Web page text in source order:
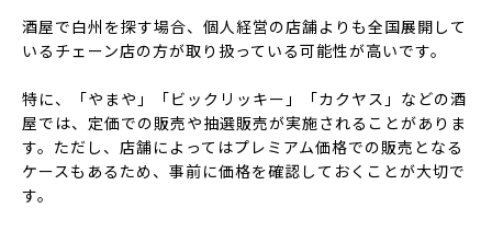
酒屋で白州を探す場合、個人経営の店舗よりも全国展開して
いるチェーン店の方が取り扱っている可能性が高いです。
特に、「やまや」「ビックリッキー」「カクヤス」などの酒
屋では、定価での販売や抽選販売が実施されることがありま
す。ただし、店舗によってはプレミアム価格での販売となる
ケースもあるため、事前に価格を確認しておくことが大切で
す。